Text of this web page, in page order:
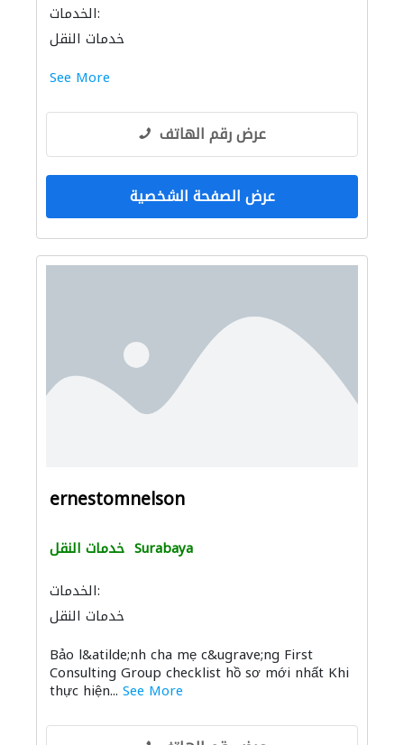
الخدمات:
خدمات النقل
See More
عرض رقم الهاتف
عرض الصفحة الشخصية
ernestomnelson
خدمات النقل Surabaya
الخدمات:
خدمات النقل
Bảo l&atilde;nh cha mẹ c&ugrave;ng First
Consulting Group checklist hồ sơ mới nhất Khi
thực hiện... See More